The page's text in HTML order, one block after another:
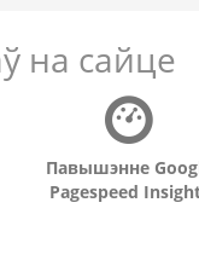
на сайце
Павышэнне
Pagespeed